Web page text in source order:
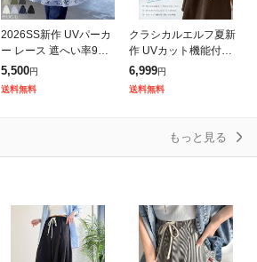
2026SS新作 UVパーカ
ー レース 遮へい率99.
4% レディース 接触冷
感 一部8月下旬入荷 ア
ウター 涼しい UVカッ
5,500円
送料無料
クラシカルエルフ夏新
作 UVカット機能付き
ワンピース 半袖 レディ
ース 体型カバー オーバ
ーサイズ ワッフル ポロ
6,999円
送料無料
もっと見る